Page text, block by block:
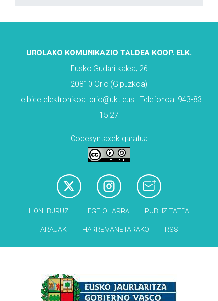
UROLAKO KOMUNIKAZIO TALDEA KOOP. ELK.
Eusko Gudari kalea, 26
20810 Orio (Gipuzkoa)
Helbide elektronikoa: orio@ukt.eus | Telefonoa: 943-83
15 27
Codesyntaxek garatua
HONI BURUZ LEGE OHARRA PUBLIZITATEA
ARAUAK HARREMANETARAKO RSS